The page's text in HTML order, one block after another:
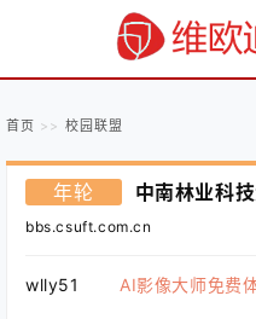
首页 校园联盟
年轮 中南林业科
bbs.csuft.com.cn
wlly51 AI影像大师免费